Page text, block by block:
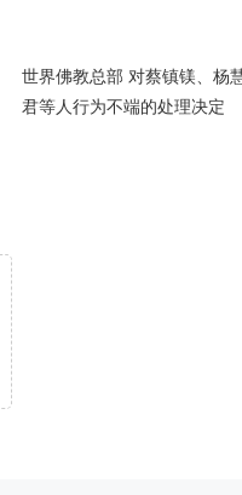
世界佛教总部 对蔡镇镁、杨
君等人行为不端的处理决定